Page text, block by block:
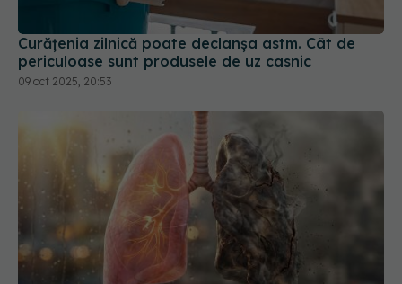
Semnul banal al cancerului pulmonar. Când
trebuie să mergi la medic